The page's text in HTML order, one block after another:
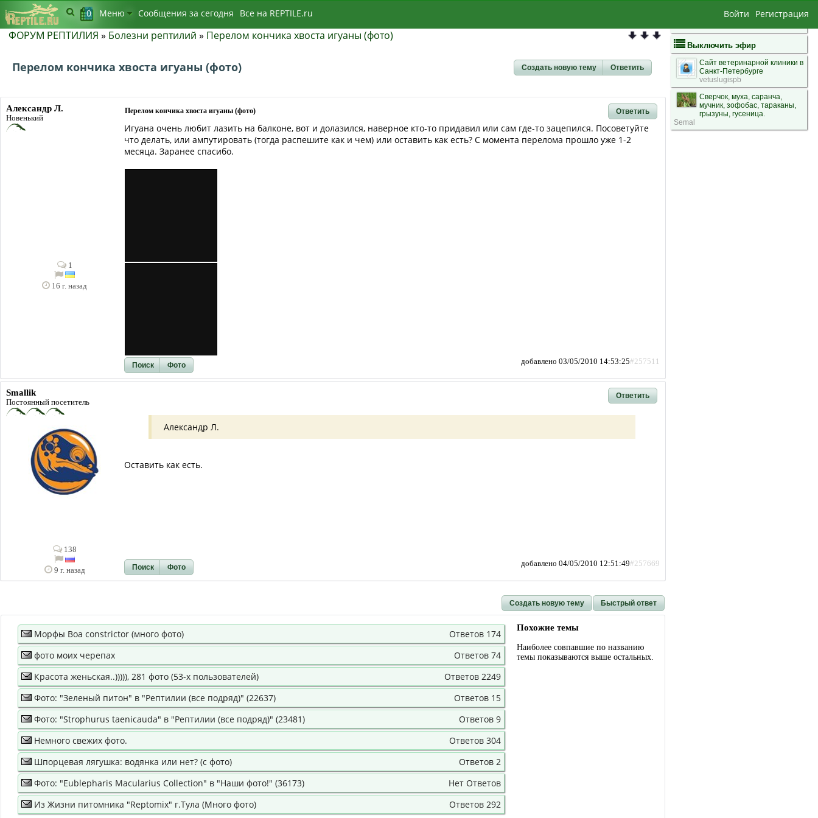
ФОРУМ РЕПТИЛИЯ » Болезни рептилий » Перелом кончика хвоста игуаны (фото)
Перелом кончика хвоста игуаны (фото) Создать новую тему Ответить
Александр Л.
Новенький
1
16 г. назад
Перелом кончика хвоста игуаны (фото) Ответить
Игуана очень любит лазить на балконе, вот и долазился, наверное кто-то придавил или сам где-то зацепился. Посоветуйте
что делать, или ампутировать (тогда распешите как и чем) или оставить как есть? С момента перелома прошло уже 1-2
месяца. Заранее спасибо.
Поиск Фото добавлено 03/05/2010 14:53:25#257511
Smallik
Постоянный посетитель
138
9 г. назад
Ответить
Александр Л.
Оставить как есть.
Поиск Фото добавлено 04/05/2010 12:51:49#257669
Создать новую тему Быстрый ответ
Морфы Boa constrictor (много фото)
Ответов 174
фото моих черепах
Ответов 74
Красота женьская..))))), 281 фото (53-х пользователей)
Ответов 2249
Фото: "Зеленый питон" в "Рептилии (все подряд)" (22637)
Ответов 15
Фото: "Strophurus taenicauda" в "Рептилии (все подряд)" (23481)
Ответов 9
Немного свежих фото.
Ответов 304
Шпорцевая лягушка: водянка или нет? (с фото)
Ответов 2
Фото: "Eublepharis Macularius Collection" в "Наши фото!" (36173)
Нет Ответов
Из Жизни питомника "Reptomix" г.Тула (Много фото)
Ответов 292
Похожие темы
Наиболее совпавшие по названию
темы показываются выше остальных.
Выключить эфир
Сайт ветеринарной клиники в
Санкт-Петербурге
vetuslugispb
Сверчок, муха, саранча,
мучник, зофобас, тараканы,
грызуны, гусеница.
Semal
0 Меню Сообщения за сегодня Bсе на REPTILE.ru Войти Регистрация